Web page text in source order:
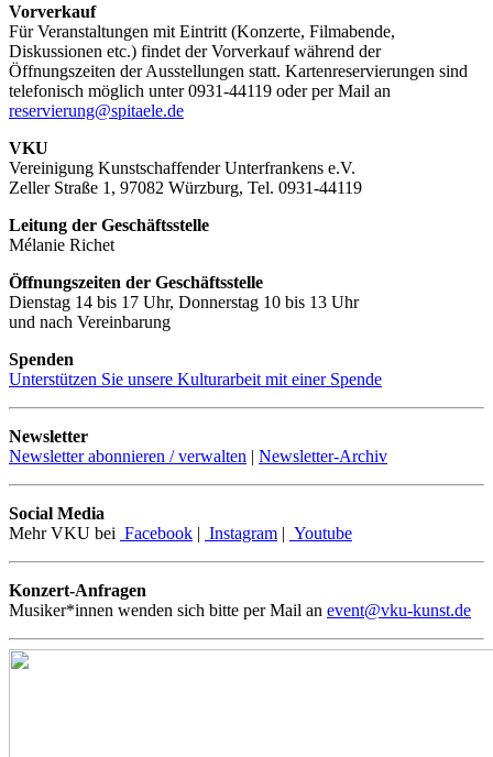
Vorverkauf
Für Veranstaltungen mit Eintritt (Konzerte, Filmabende,
Diskussionen etc.) findet der Vorverkauf während der
Öffnungszeiten der Ausstellungen statt. Kartenreservierungen sind
telefonisch möglich unter 0931-44119 oder per Mail an
reservierung@spitaele.de
VKU
Vereinigung Kunstschaffender Unterfrankens e.V.
Zeller Straße 1, 97082 Würzburg, Tel. 0931-44119
Leitung der Geschäftsstelle
Mélanie Richet
Öffnungszeiten der Geschäftsstelle
Dienstag 14 bis 17 Uhr, Donnerstag 10 bis 13 Uhr
und nach Vereinbarung
Spenden
Unterstützen Sie unsere Kulturarbeit mit einer Spende
Newsletter
Newsletter abonnieren / verwalten | Newsletter-Archiv
Social Media
Mehr VKU bei Facebook | Instagram | Youtube
Konzert-Anfragen
Musiker*innen wenden sich bitte per Mail an event@vku-kunst.de